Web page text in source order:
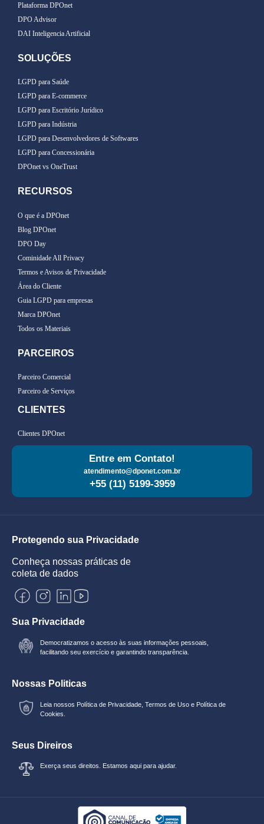
Plataforma DPOnet
DPO Advisor
DAI Inteligencia Artificial
SOLUÇÕES
LGPD para Saúde
LGPD para E-commerce
LGPD para Escritório Jurídico
LGPD para Indústria
LGPD para Desenvolvedores de Softwares
LGPD para Concessionária
DPOnet vs OneTrust
RECURSOS
O que é a DPOnet
Blog DPOnet
DPO Day
Cominidade All Privacy
Termos e Avisos de Privacidade
Área do Cliente
Guia LGPD para empresas
Marca DPOnet
Todos os Materiais
PARCEIROS
Parceiro Comercial
Parceiro de Serviços
CLIENTES
Clientes DPOnet
Entre em Contato!
atendimento@dponet.com.br
+55 (11) 5199-3959
Protegendo sua Privacidade
Conheça nossas práticas de
coleta de dados
Sua Privacidade
Democratizamos o acesso às suas informações pessoais,
facilitando seu exercício e garantindo transparência.
Nossas Politicas
Leia nossos Política de Privacidade ,Termos de Uso e Política de
Cookies.
Seus Direiros
Exerça seus direitos. Estamos aqui para ajudar.